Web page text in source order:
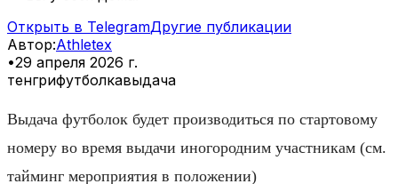
Открыть в TelegramДругие публикации
Автор:Athletex
•29 апреля 2026 г.
тенгрифутболкавыдача
Выдача футболок будет производиться по стартовому
номеру во время выдачи иногородним участникам (см.
тайминг мероприятия в положении)